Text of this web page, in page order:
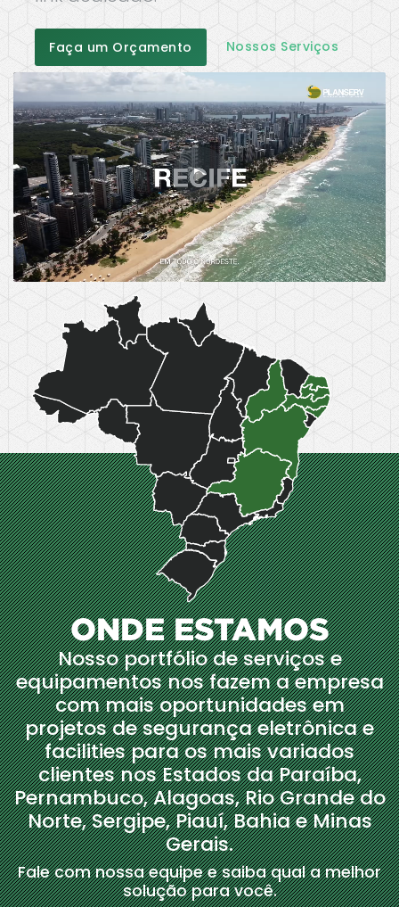
Faça um Orçamento Nossos Serviços
ONDE ESTAMOS
Nosso portfólio de serviços e
equipamentos nos fazem a empresa
com mais oportunidades em
projetos de segurança eletrônica e
facilities para os mais variados
clientes nos Estados da Paraíba,
Pernambuco, Alagoas, Rio Grande do
Norte, Sergipe, Piauí, Bahia e Minas
Gerais.
Fale com nossa equipe e saiba qual a melhor
solução para você.